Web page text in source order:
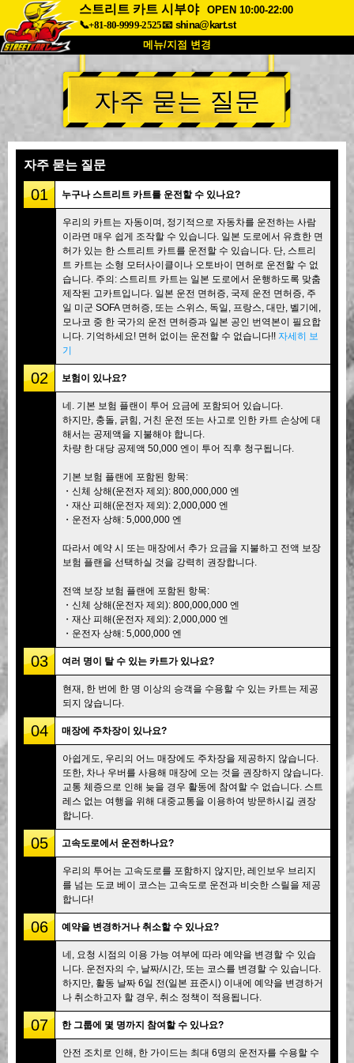
스트리트 카트 시부야
OPEN 10:00-22:00
📞+81-80-9999-2525📧 shina@kart.st
메뉴/지점 변경
최상단
소개 사양 가격
회사 정보
도쿄 시나가와 #1 도쿄 아키하바라#1
도쿄 아키하바라#2 도쿄 시부야
도쿄 시부야 애넥스 도쿄 베이
도쿄 아사쿠사 오사카
오키나와
자주 묻는 질문
자주 묻는 질문
01 누구나 스트리트 카트를 운전할 수 있나요?
우리의 카트는 자동이며, 정기적으로 자동차를 운전하는 사람
이라면 매우 쉽게 조작할 수 있습니다. 일본 도로에서 유효한 면
허가 있는 한 스트리트 카트를 운전할 수 있습니다. 단, 스트리
트 카트는 소형 모터사이클이나 오토바이 면허로 운전할 수 없
습니다. 주의: 스트리트 카트는 일본 도로에서 운행하도록 맞춤
제작된 고카트입니다. 일본 운전 면허증, 국제 운전 면허증, 주
일 미군 SOFA 면허증, 또는 스위스, 독일, 프랑스, 대만, 벨기에,
모나코 중 한 국가의 운전 면허증과 일본 공인 번역본이 필요합
니다. 기억하세요! 면허 없이는 운전할 수 없습니다!! 자세히 보
기
02 보험이 있나요?
네. 기본 보험 플랜이 투어 요금에 포함되어 있습니다.
하지만, 충돌, 긁힘, 거친 운전 또는 사고로 인한 카트 손상에 대
해서는 공제액을 지불해야 합니다.
차량 한 대당 공제액 50,000 엔이 투어 직후 청구됩니다.
기본 보험 플랜에 포함된 항목:
・신체 상해(운전자 제외): 800,000,000 엔
・재산 피해(운전자 제외): 2,000,000 엔
・운전자 상해: 5,000,000 엔
따라서 예약 시 또는 매장에서 추가 요금을 지불하고 전액 보장
보험 플랜을 선택하실 것을 강력히 권장합니다.
전액 보장 보험 플랜에 포함된 항목:
・신체 상해(운전자 제외): 800,000,000 엔
・재산 피해(운전자 제외): 2,000,000 엔
・운전자 상해: 5,000,000 엔
03 여러 명이 탈 수 있는 카트가 있나요?
현재, 한 번에 한 명 이상의 승객을 수용할 수 있는 카트는 제공
되지 않습니다.
04 매장에 주차장이 있나요?
아쉽게도, 우리의 어느 매장에도 주차장을 제공하지 않습니다.
또한, 차나 우버를 사용해 매장에 오는 것을 권장하지 않습니다.
교통 체증으로 인해 늦을 경우 활동에 참여할 수 없습니다. 스트
레스 없는 여행을 위해 대중교통을 이용하여 방문하시길 권장
합니다.
05 고속도로에서 운전하나요?
우리의 투어는 고속도로를 포함하지 않지만, 레인보우 브리지
를 넘는 도쿄 베이 코스는 고속도로 운전과 비슷한 스릴을 제공
합니다!
06 예약을 변경하거나 취소할 수 있나요?
네, 요청 시점의 이용 가능 여부에 따라 예약을 변경할 수 있습
니다. 운전자의 수, 날짜/시간, 또는 코스를 변경할 수 있습니다.
하지만, 활동 날짜 6일 전(일본 표준시) 이내에 예약을 변경하거
나 취소하고자 할 경우, 취소 정책이 적용됩니다.
07 한 그룹에 몇 명까지 참여할 수 있나요?
안전 조치로 인해, 한 가이드는 최대 6명의 운전자를 수용할 수